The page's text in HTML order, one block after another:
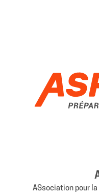
ASsociation pour